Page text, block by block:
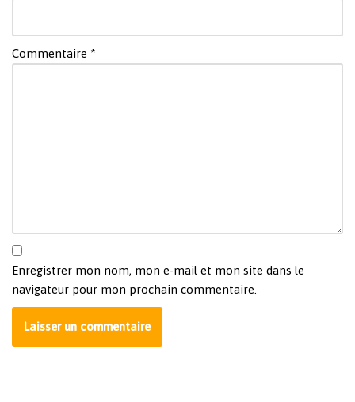
Commentaire *
Enregistrer mon nom, mon e-mail et mon site dans le
navigateur pour mon prochain commentaire.